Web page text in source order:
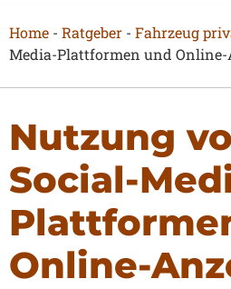
Home - Ratgeber - Fahrzeug
Media-Plattformen und Online-
Nutzung
Social-
Online-